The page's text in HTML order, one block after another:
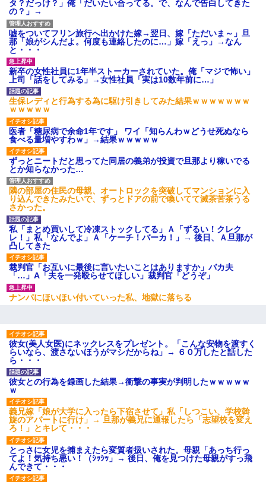
妊娠中に「おいこのブタ女！てめー席譲れ！」と絡まれ腹を殴る
真似された。泣きながら夫に話すと一年後に…
【悲報】お風呂で父親と姉が完全に行為してるんだが...
200万を貸したコウトから、追加で400万の申し込み、私「無理。
義弟より娘たちが大事」旦那「娘たちが成人したら別れよう」私
（は？）
ワイ144kg彼女98kgデブカップル、1年間毎日行為しまくった結
果
父親がくも膜下出血で突然ﾀﾋ。→母の貯金が0なことが判明。→母
「私を家に置いてほしい、どうか見捨てないで(土下座」俺・嫁
「…」
タ？だっけ？」俺「だいたい合ってる。で、なんで告白してきた
の？」→
嘘をついてフリン旅行へ出かけた嫁→翌日、嫁「ただいま～」旦
那「娘がシんだよ。何度も連絡したのに…」嫁「えっ」→なん
と・・・
新卒の女性社員に1年半ストーカーされていた。俺「マジで怖い」
上司「話をしてみる」→女性社員「実は10数年前に…」
生保レディと行為する為に駆け引きしてみた結果ｗｗｗｗｗｗｗ
ｗｗｗｗｗ
医者「糖尿病で余命1年です」 ワイ「知らんわｗどうせ死ぬなら
食べる量増やすわｗ」→結果ｗｗｗｗｗ
ずっとニートだと思ってた同居の義弟が投資で旦那より稼いでる
とか知らなかった…
隣の部屋の住民の母親、オートロックを突破してマンションに入
り込んできたみたいで、ずっとドアの前で喚いてて滅茶苦茶うる
さかった。
私「まとめ買いして冷凍ストックしてる」Ａ「ずるい！クレク
レ！」私「なんでよ」Ａ「ケーチ！バーカ！」→ 後日、Ａ旦那が
凸してきた
裁判官「お互いに最後に言いたいことはありますか」バカ夫
「…」A「夫を一発殴らせてほしい」裁判官「どうぞ」
ナンパにほいほい付いていった私、地獄に落ちる
彼女(美人女医)にネックレスをプレゼント。「こんな安物を渡すく
らいなら、渡さないほうがマシだからね」→ ６０万したと話した
ら・・・
彼女との行為を録画した結果→衝撃の事実が判明したｗｗｗｗｗ
ｗ
義兄嫁「娘が大学に入ったら下宿させて」私「しつこい、学校斡
旋のアパートに行け」→ 旦那が義兄に通報したら「志望校を変え
ろ！」とキレて・・・
とっさに女児を捕まえたら変質者扱いされた。母親「あっち行っ
てよ！気持ち悪い！（ｼｯｼｯ」→ 後日、俺を見つけた母親がすっ飛
んできて・・・